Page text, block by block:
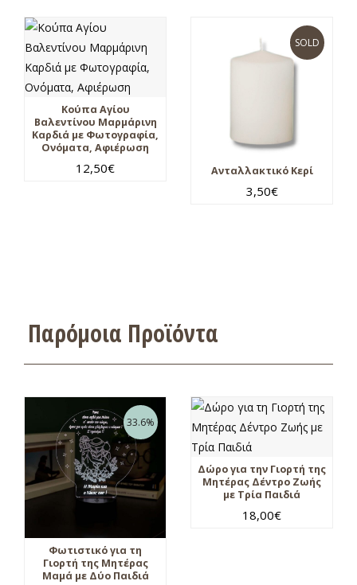
Κούπα Αγίου
Βαλεντίνου Μαρμάρινη
Καρδιά με Φωτογραφία,
Ονόματα, Αφιέρωση
12,50€
SOLD
Ανταλλακτικό Κερί
3,50€
Παρόμοια Προϊόντα
33.6%
Φωτιστικό για τη
Γιορτή της Μητέρας
Μαμά με Δύο Παιδιά
Δώρο για την Γιορτή της
Μητέρας Δέντρο Ζωής
με Τρία Παιδιά
18,00€